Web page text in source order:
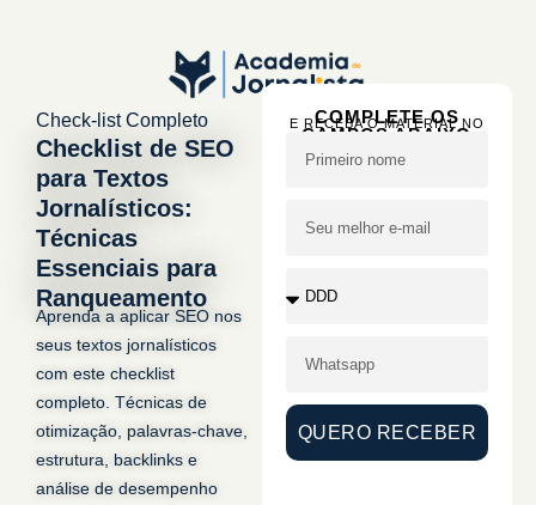
Check-list Completo
Checklist de SEO
para Textos
Jornalísticos:
Técnicas
Essenciais para
Ranqueamento
Aprenda a aplicar SEO nos
seus textos jornalísticos
com este checklist
completo. Técnicas de
otimização, palavras-chave,
estrutura, backlinks e
análise de desempenho
COMPLETE OS
CAMPOS ABAIXO
E RECEBA O MATERIAL NO
SEU WHATSAPP
QUERO RECEBER